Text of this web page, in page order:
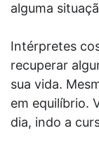
alguma
Intérpretes
recuperar
sua vida.
em equilíbrio.
dia, indo a